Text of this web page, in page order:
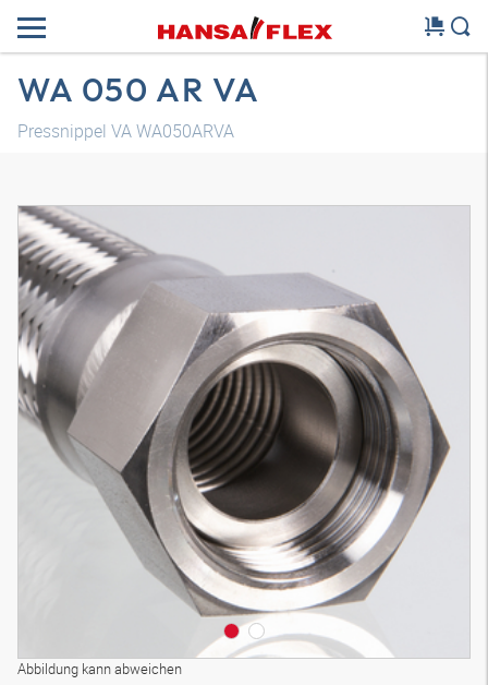
WA 050 AR VA
Pressnippel VA WA050ARVA
Abbildung kann abweichen